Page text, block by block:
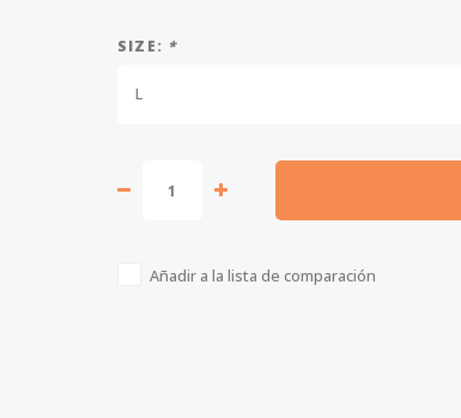
SIZE: *
L
Añadir a la lista de comparación